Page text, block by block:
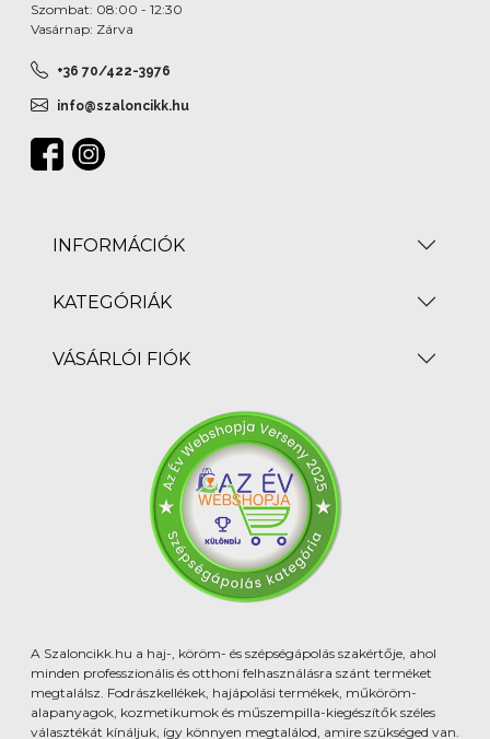
Szombat: 08:00 - 12:30
Vasárnap: Zárva
+36 70/422-3976
info@szaloncikk.hu
INFORMÁCIÓK
KATEGÓRIÁK
VÁSÁRLÓI FIÓK
A Szaloncikk.hu a haj-, köröm- és szépségápolás szakértője, ahol
minden professzionális és otthoni felhasználásra szánt terméket
megtalálsz. Fodrászkellékek, hajápolási termékek, műköröm-
alapanyagok, kozmetikumok és műszempilla-kiegészítők széles
választékát kínáljuk, így könnyen megtalálod, amire szükséged van.